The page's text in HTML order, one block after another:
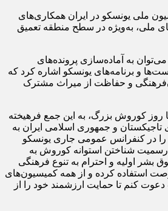
ملی یونسکو در ایران همکاری‌های
ملی، به‌ویژه در سطح منطقه تعمیق
به آماده‌سازی پرونده‌های
و برنامه‌های یونسکو اشاره کرد که
و حفاظت از میراث مشترک
روز کوروش بزرگ، به این جمع فرهیخته
و جمهوری اسلامی ایران به
در کنفرانس عمومی جاری یونسکو
رسمیت شناختن استوانه کوروش به
بشر اولیه و احترام به تنوع فرهنگی
استفاده کرده و از همه کمیسیون‌های
کنم تا حمایت ارزشمند خود را از